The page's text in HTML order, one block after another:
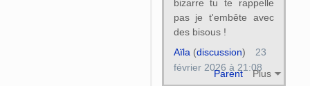
bizarre tu te rappelle
pas je t'embête avec
des bisous !
Parent Plus
Aïla (discussion)
23
février 2026 à 21:08